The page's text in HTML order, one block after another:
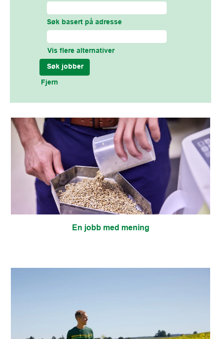
Søk basert på adresse
Vis flere alternativer
Fjern
En jobb med mening